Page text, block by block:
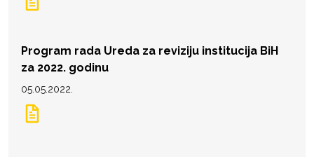
Program rada Ureda za reviziju institucija BiH
za 2022. godinu
05.05.2022.